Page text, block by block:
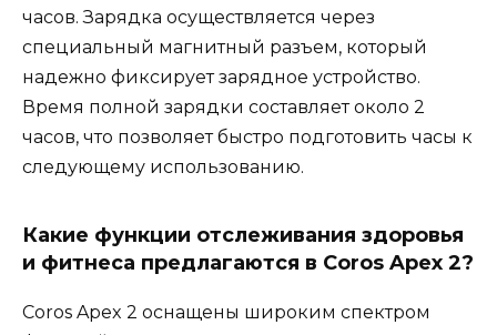
часов. Зарядка осуществляется через
специальный магнитный разъем, который
надежно фиксирует зарядное устройство.
Время полной зарядки составляет около 2
часов, что позволяет быстро подготовить часы к
следующему использованию.
Какие функции отслеживания здоровья
и фитнеса предлагаются в Coros Apex 2?
Coros Apex 2 оснащены широким спектром